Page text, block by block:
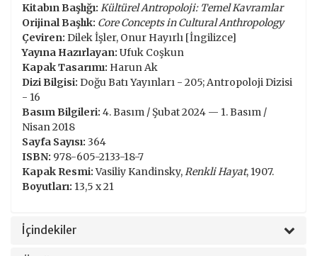
Kitabın Başlığı: Kültürel Antropoloji: Temel Kavramlar
Orijinal Başlık: Core Concepts in Cultural Anthropology
Çeviren: Dilek İşler, Onur Hayırlı [İngilizce]
Yayına Hazırlayan: Ufuk Coşkun
Kapak Tasarımı: Harun Ak
Dizi Bilgisi: Doğu Batı Yayınları - 205; Antropoloji Dizisi
- 16
Basım Bilgileri: 4. Basım / Şubat 2024 — 1. Basım /
Nisan 2018
Sayfa Sayısı: 364
ISBN: 978-605-2133-18-7
Kapak Resmi:Vasiliy Kandinsky,Renkli Hayat, 1907.
Boyutları: 13,5 x 21
İçindekiler